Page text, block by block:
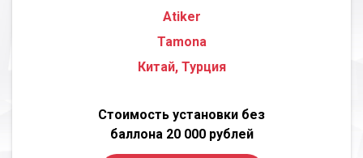
Atiker
Tamona
Китай, Турция
Стоимость установки без
баллона 20 000 рублей